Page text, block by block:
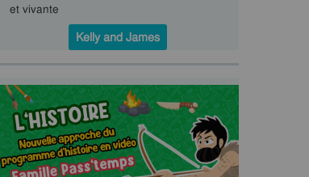
et vivante
Kelly and James